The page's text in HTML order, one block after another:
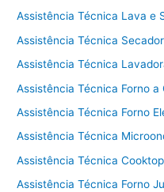
Assistência Técnica Lava e
Assistência Técnica
Assistência Técnica
Assistência Técnica Forno a
Assistência Técnica Forno
Assistência Técnica
Assistência Técnica
Assistência Técnica Forno